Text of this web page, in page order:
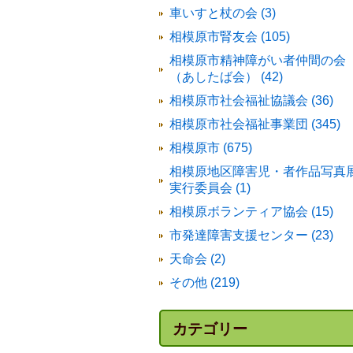
車いすと杖の会 (3)
相模原市腎友会 (105)
相模原市精神障がい者仲間の会
（あしたば会） (42)
相模原市社会福祉協議会 (36)
相模原市社会福祉事業団 (345)
相模原市 (675)
相模原地区障害児・者作品写真
実行委員会 (1)
相模原ボランティア協会 (15)
市発達障害支援センター (23)
天命会 (2)
その他 (219)
カテゴリー